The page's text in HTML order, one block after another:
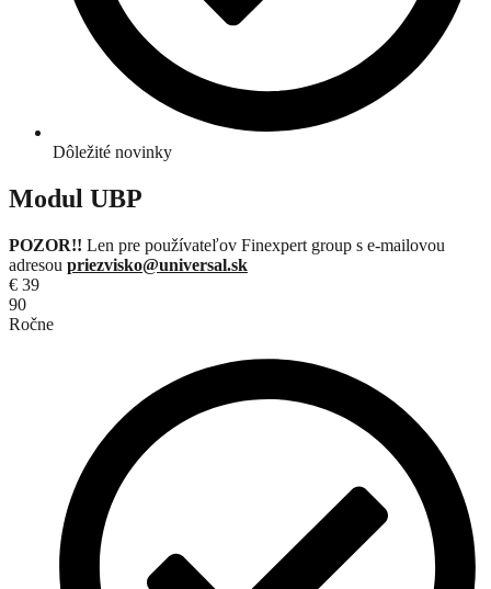
Dôležité novinky
Modul UBP
POZOR!! Len pre používateľov Finexpert group s e-mailovou
adresou priezvisko@universal.sk
€ 39
90
Ročne